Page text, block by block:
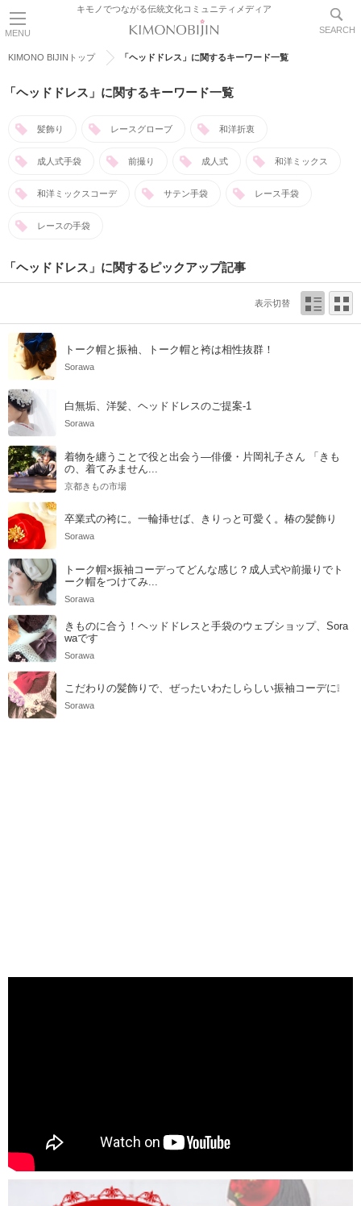
MENU
キモノでつながる伝統文化コミュニティメディア
SEARCH
KIMONO BIJINトップ 「ヘッドドレス」に関するキーワード一覧
「ヘッドドレス」に関するキーワード一覧
髪飾り レースグローブ 和洋折衷
成人式手袋 前撮り 成人式 和洋ミックス
和洋ミックスコーデ サテン手袋 レース手袋
レースの手袋
「ヘッドドレス」に関するピックアップ記事
表示切替
トーク帽と振袖、トーク帽と袴は相性抜群！
Sorawa
白無垢、洋髪、ヘッドドレスのご提案-1
Sorawa
着物を纏うことで役と出会う―俳優・片岡礼子さん 「きも
の、着てみません...
京都きもの市場
卒業式の袴に。一輪挿せば、きりっと可愛く。椿の髪飾り
Sorawa
トーク帽×振袖コーデってどんな感じ？成人式や前撮りでト
ーク帽をつけてみ...
Sorawa
きものに合う！ヘッドドレスと手袋のウェブショップ、Sora
waです
Sorawa
こだわりの髪飾りで、ぜったいわたしらしい振袖コーデに❕
Sorawa